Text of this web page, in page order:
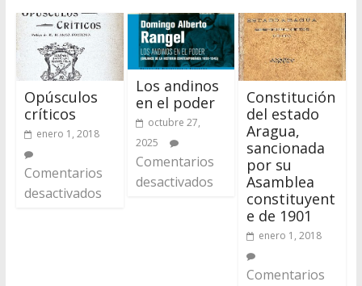
Opúsculos
críticos
enero 1, 2018
Comentarios
desactivados
Los andinos
en el poder
octubre 27,
2025
Comentarios
desactivados
Constitución
del estado
Aragua,
sancionada
por su
Asamblea
constituyent
e de 1901
enero 1, 2018
Comentarios